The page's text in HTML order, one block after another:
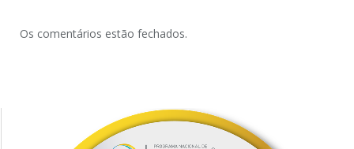
Os comentários estão fechados.